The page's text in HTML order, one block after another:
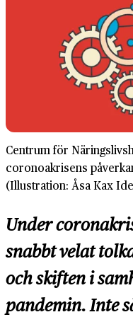
Centrum för
coronoakrisens
(Illustration: Åsa Kax
Under
snabbt velat
och skiften i
pandemin. Inte